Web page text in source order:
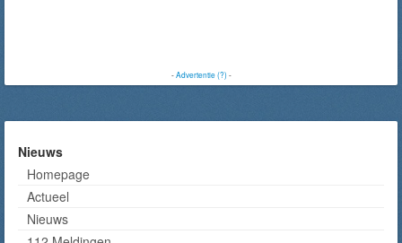
-Advertentie (?)-
Nieuws
Homepage
Actueel
Nieuws